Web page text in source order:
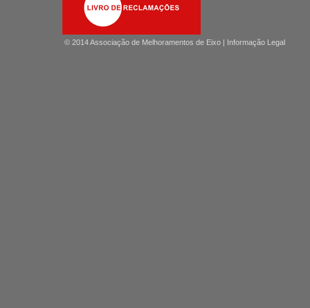
© 2014 Associação de Melhoramentos de Eixo | Informação Legal